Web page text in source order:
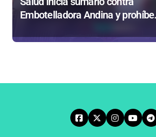
Embotelladora Andina y prohíbe
laborales